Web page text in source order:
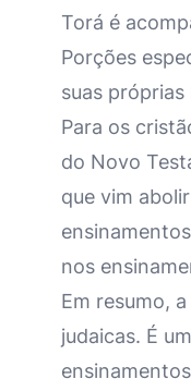
Torá é
Porções
suas
Para os
do Novo
que vim
nos
Em resumo,
judaicas. É